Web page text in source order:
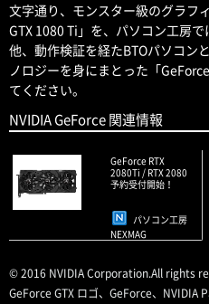
文字通り、モンスター級のグラフ
GTX 1080 Ti」を、パソコン工房
他、動作検証を経たBTOパソコン
ノロジーを身にまとった「
てください。
NVIDIA GeForce 関連情報
GeForce RTX
2080Ti / RTX 2080
予約受付開始！
パソコン工房
NEXMAG
© 2016 NVIDIA Corporation.All rights
GeForce GTX ロゴ、GeForce、NVIDIA